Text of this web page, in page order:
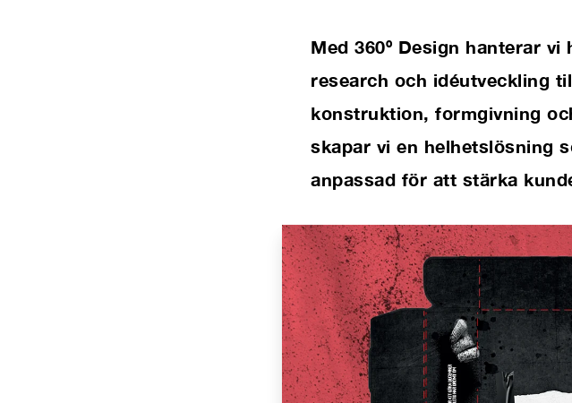
Med 360º Design hanterar
research och idéutveckling
konstruktion, formgivning
skapar vi en helhetslösning
anpassad för att stärka